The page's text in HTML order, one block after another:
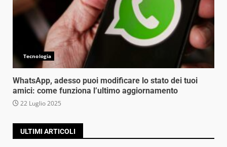
Tecnologia
WhatsApp, adesso puoi modificare lo stato dei tuoi
amici: come funziona l’ultimo aggiornamento
22 Luglio 2025
ULTIMI ARTICOLI